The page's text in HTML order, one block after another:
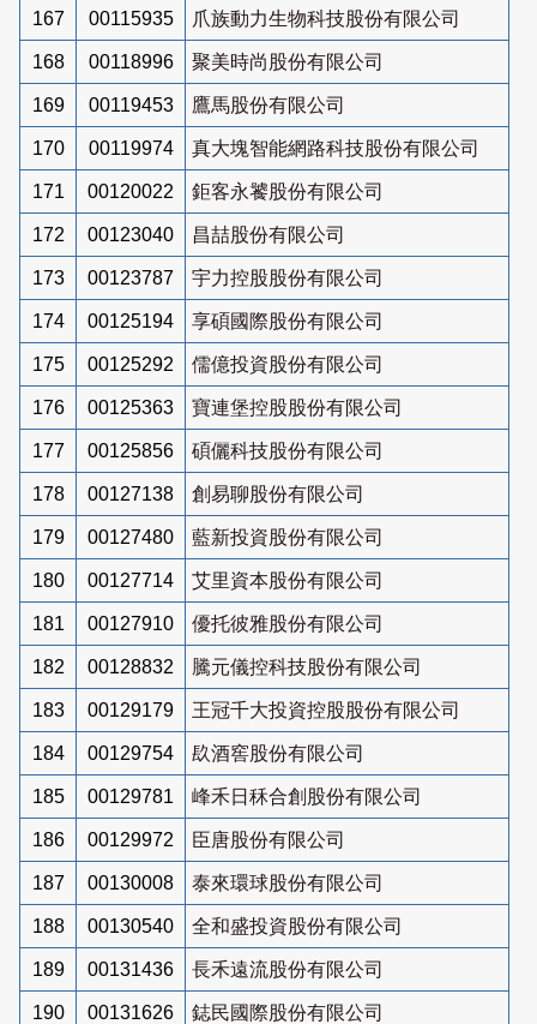
167 00115935 爪族動力生物科技股份有限公司
168 00118996 聚美時尚股份有限公司
169 00119453 鷹馬股份有限公司
170 00119974 真大塊智能網路科技股份有限公司
171 00120022 鉅客永饕股份有限公司
172 00123040 昌喆股份有限公司
173 00123787 宇力控股股份有限公司
174 00125194 享碩國際股份有限公司
175 00125292 儒億投資股份有限公司
176 00125363 寶連堡控股股份有限公司
177 00125856 碩儷科技股份有限公司
178 00127138 創易聊股份有限公司
179 00127480 藍新投資股份有限公司
180 00127714 艾里資本股份有限公司
181 00127910 優托彼雅股份有限公司
182 00128832 騰元儀控科技股份有限公司
183 00129179 王冠千大投資控股股份有限公司
184 00129754 镹酒窖股份有限公司
185 00129781 峰禾日秝合創股份有限公司
186 00129972 臣唐股份有限公司
187 00130008 泰來環球股份有限公司
188 00130540 全和盛投資股份有限公司
189 00131436 長禾遠流股份有限公司
190 00131626 鋕民國際股份有限公司